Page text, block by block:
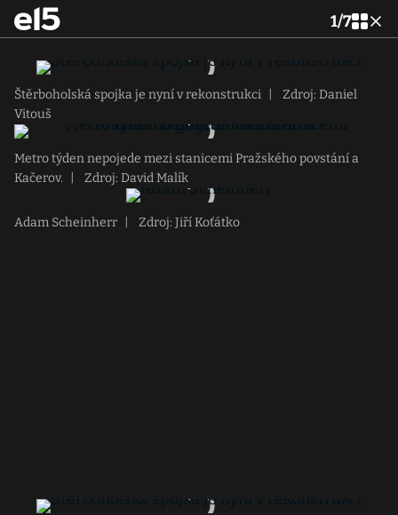
1/7
Štěrboholská spojka je nyní v rekonstrukci
Zdroj: Daniel
Vitouš
Metro týden nepojede mezi stanicemi Pražského povstání a
Kačerov.
Zdroj: David Malík
Adam Scheinherr Zdroj: Jiří Koťátko